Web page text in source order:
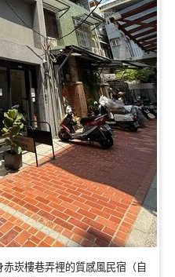
赤崁樓巷弄裡的質感風民宿（自